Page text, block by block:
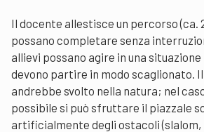
Il docente allestisce un percorso (ca.
possano completare senza
allievi possano agire in una
devono partire in modo scaglionato.
andrebbe svolto nella natura; nel
possibile si può sfruttare il piazzale
artificialmente degli ostacoli